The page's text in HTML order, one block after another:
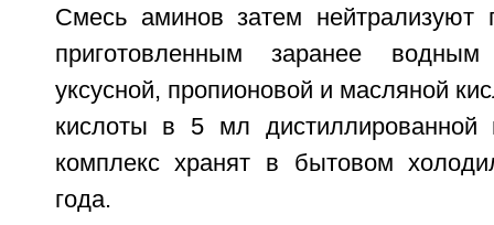
Смесь аминов затем
приготовленным заранее
уксусной, пропионовой и масляной
кислоты в 5 мл
комплекс хранят в бытовом
года.